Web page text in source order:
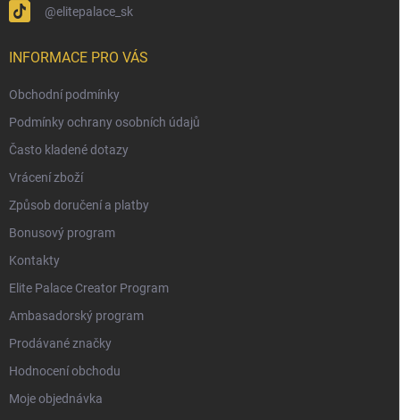
@elitepalace_sk
INFORMACE PRO VÁS
Obchodní podmínky
Podmínky ochrany osobních údajů
Často kladené dotazy
Vrácení zboží
Způsob doručení a platby
Bonusový program
Kontakty
Elite Palace Creator Program
Ambasadorský program
Prodávané značky
Hodnocení obchodu
Moje objednávka